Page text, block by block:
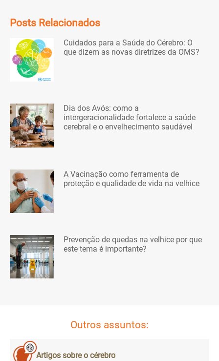
Posts Relacionados
Cuidados para a Saúde do Cérebro: O
que dizem as novas diretrizes da OMS?
Dia dos Avós: como a
intergeracionalidade fortalece a saúde
cerebral e o envelhecimento saudável
A Vacinação como ferramenta de
proteção e qualidade de vida na velhice
Prevenção de quedas na velhice por que
este tema é importante?
Outros assuntos:
Artigos sobre o cérebro